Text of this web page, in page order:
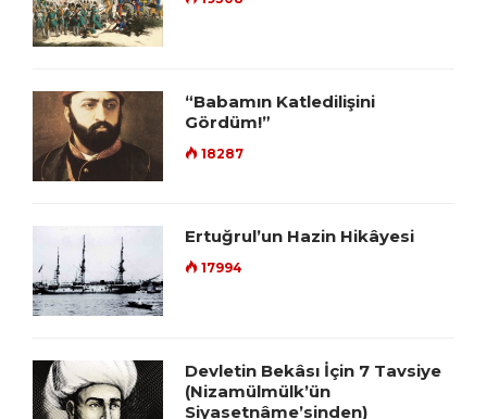
“Babamın Katledilişini
Gördüm!”
18287
Ertuğrul’un Hazin Hikâyesi
17994
Devletin Bekâsı İçin 7 Tavsiye
(Nizamülmülk’ün
Siyasetnâme’sinden)